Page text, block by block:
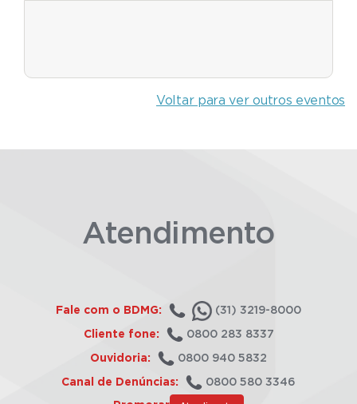
Voltar para ver outros eventos
Atendimento
Fale com o BDMG: (31) 3219-8000
Cliente fone: 0800 283 8337
Ouvidoria: 0800 940 5832
Canal de Denúncias: 0800 580 3346